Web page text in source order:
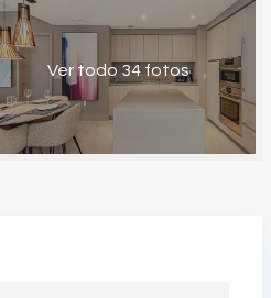
Ver todo 34 fotos